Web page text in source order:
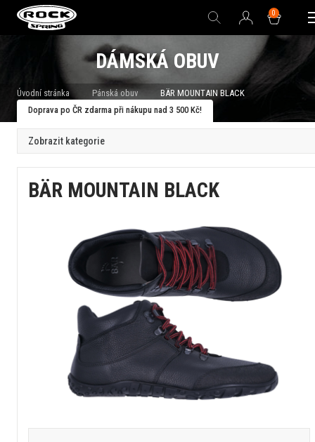
0
DÁMSKÁ OBUV
Úvodní stránka Pánská obuv
BÄR MOUNTAIN BLACK
Doprava po ČR zdarma při nákupu nad 3 500 Kč!
BÄR MOUNTAIN BLACK
Zobrazit kategorie